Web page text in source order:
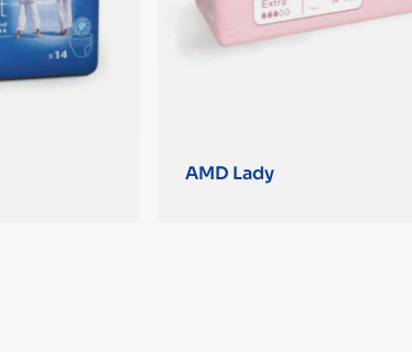
AMD Lady